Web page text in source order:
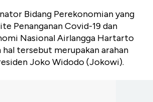
Bidang Perekonomian yang
Penanganan Covid-19 dan
Nasional Airlangga Hartarto
hal tersebut merupakan arahan
Joko Widodo (Jokowi).